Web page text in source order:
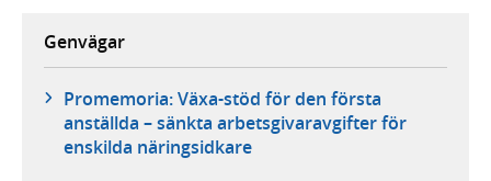
Genvägar
Promemoria: Växa-stöd för den första
anställda – sänkta arbetsgivaravgifter för
enskilda näringsidkare